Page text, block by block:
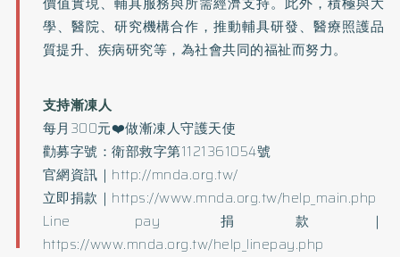
學、醫院、研究機構合作，推動輔具研發、醫療照護品
質提升、疾病研究等，為社會共同的福祉而努力。
支持漸凍人
每月300元❤️做漸凍人守護天使
勸募字號：衛部救字第1121361054號
官網資訊｜ http://mnda.org.tw/
立即捐款｜https://www.mnda.org.tw/help_main.php
Line pay捐款｜
https://www.mnda.org.tw/help_linepay.php